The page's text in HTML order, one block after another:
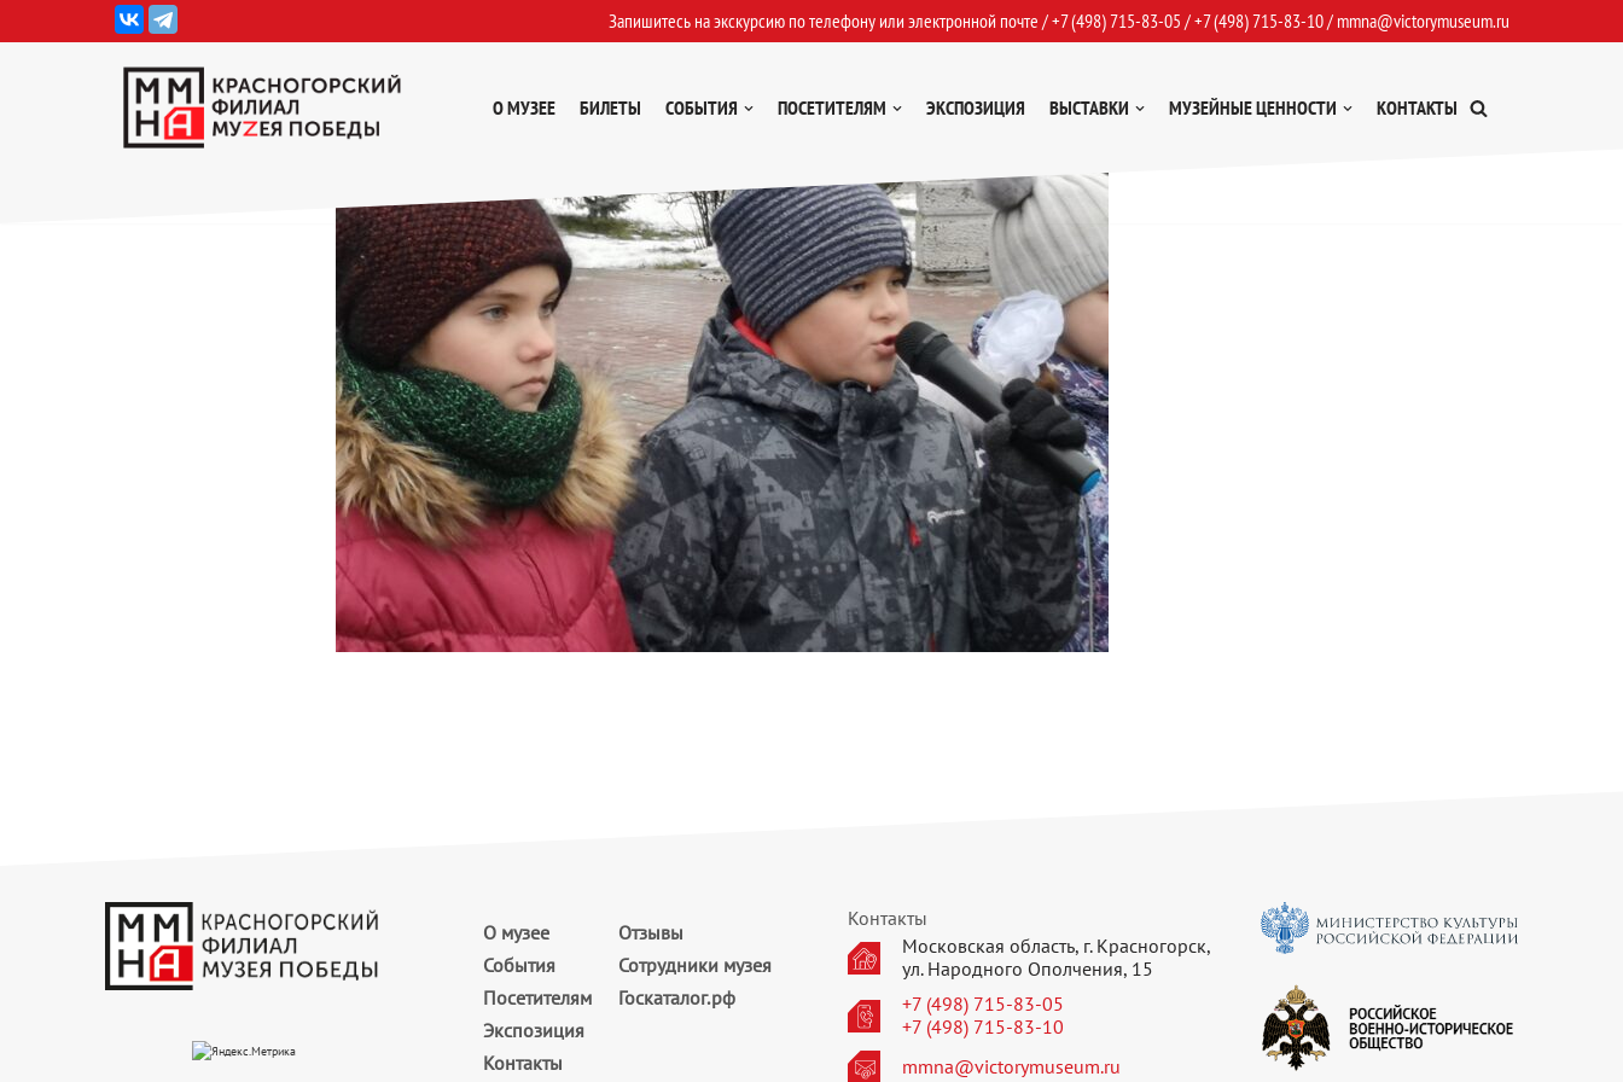
Запишитесь на экскурсию по телефону или электронной почте /+7 (498) 715-83-05 /+7 (498) 715-83-10/ mmna@victorymuseum.ru
О МУЗЕЕ БИЛЕТЫ СОБЫТИЯ ПОСЕТИТЕЛЯМ ЭКСПОЗИЦИЯ ВЫСТАВКИ МУЗЕЙНЫЕ ЦЕННОСТИ КОНТАКТЫ
О музее
События
Посетителям
Экспозиция
Контакты
Отзывы
Сотрудники музея
Госкаталог.рф
Контакты
Московская область, г. Красногорск,
ул. Народного Ополчения, 15
+7 (498) 715-83-05
+7 (498) 715-83-10
mmna@victorymuseum.ru